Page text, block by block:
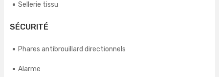
Sellerie tissu
SÉCURITÉ
Phares antibrouillard directionnels
Alarme